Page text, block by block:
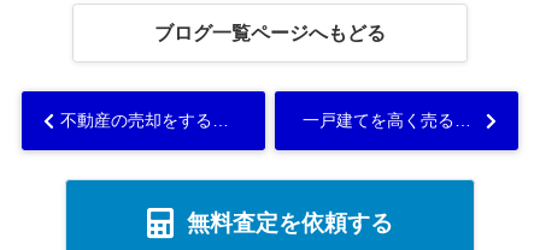
ブログ一覧ページへもどる
無料査定を依頼する